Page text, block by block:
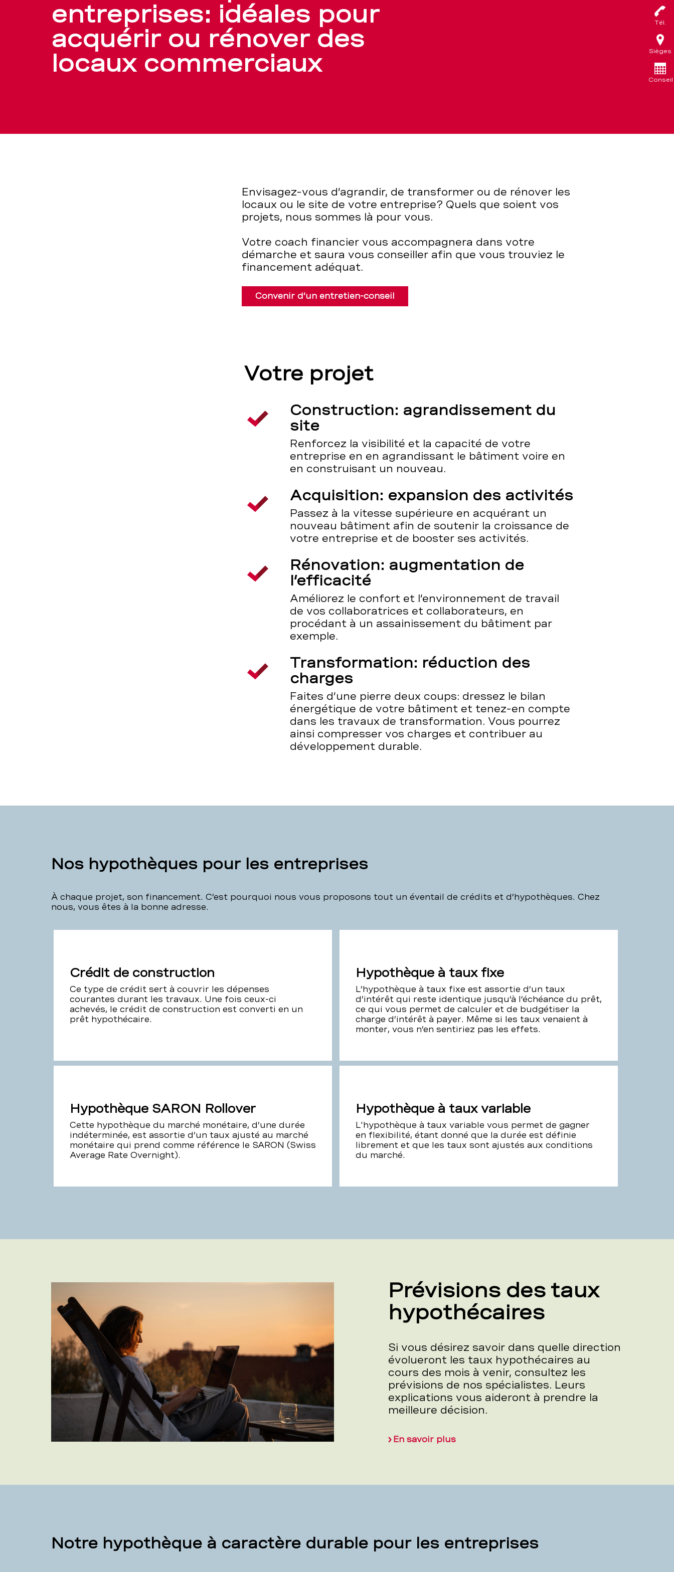
les
entreprises
BCBE
Tél.
Sièges
Conseil
entreprises: idéales pour
acquérir ou rénover des
locaux commerciaux
Envisagez-vous d’agrandir, de transformer ou de rénover les
locaux ou le site de votre entreprise? Quels que soient vos
projets, nous sommes là pour vous.
Votre coach financier vous accompagnera dans votre
démarche et saura vous conseiller afin que vous trouviez le
financement adéquat.
Convenir d’un entretien-conseil
Votre projet
Construction: agrandissement du
site
Renforcez la visibilité et la capacité de votre
entreprise en en agrandissant le bâtiment voire en
en construisant un nouveau.
Acquisition: expansion des activités
Passez à la vitesse supérieure en acquérant un
nouveau bâtiment afin de soutenir la croissance de
votre entreprise et de booster ses activités.
Rénovation: augmentation de
l’efficacité
Améliorez le confort et l’environnement de travail
de vos collaboratrices et collaborateurs, en
procédant à un assainissement du bâtiment par
exemple.
Transformation: réduction des
charges
Faites d’une pierre deux coups: dressez le bilan
énergétique de votre bâtiment et tenez-en compte
dans les travaux de transformation. Vous pourrez
ainsi compresser vos charges et contribuer au
développement durable.
Nos hypothèques pour les entreprises
À chaque projet, son financement. C’est pourquoi nous vous proposons tout un éventail de crédits et d’hypothèques. Chez
nous, vous êtes à la bonne adresse.
Crédit de construction
Ce type de crédit sert à couvrir les dépenses
courantes durant les travaux. Une fois ceux-ci
achevés, le crédit de construction est converti en un
prêt hypothécaire.
Hypothèque à taux fixe
L’hypothèque à taux fixe est assortie d’un taux
d’intérêt qui reste identique jusqu’à l’échéance du prêt,
ce qui vous permet de calculer et de budgétiser la
charge d’intérêt à payer. Même si les taux venaient à
monter, vous n’en sentiriez pas les effets.
Hypothèque SARON Rollover
Cette hypothèque du marché monétaire, d’une durée
indéterminée, est assortie d’un taux ajusté au marché
monétaire qui prend comme référence le SARON (Swiss
Average Rate Overnight).
Hypothèque à taux variable
L'hypothèque à taux variable vous permet de gagner
en flexibilité, étant donné que la durée est définie
librement et que les taux sont ajustés aux conditions
du marché.
Prévisions des taux
hypothécaires
Si vous désirez savoir dans quelle direction
évolueront les taux hypothécaires au
cours des mois à venir, consultez les
prévisions de nos spécialistes. Leurs
explications vous aideront à prendre la
meilleure décision.
En savoir plus
Notre hypothèque à caractère durable pour les entreprises